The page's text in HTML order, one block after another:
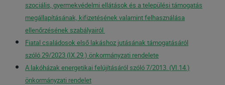
szociális, gyermekvédelmi ellátások és a települési támogatás
megállapításának, kifizetésének valamint felhasználása
ellenőrzésének szabályairól
Fiatal családosok első lakáshoz jutásának támogatásáról
szóló 29/2023 (IX.29.) önkormányzati rendelete
A lakóházak energetikai felújításáról szóló 7/2013. (VI.14.)
önkormányzati rendelet